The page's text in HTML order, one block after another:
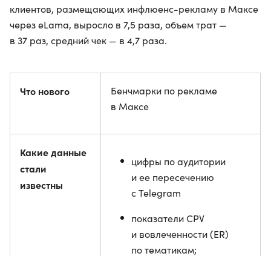
клиентов, размещающих инфлюенс-рекламу в Максе
через eLama, выросло в 7,5 раза, объем трат —
в 37 раз, средний чек — в 4,7 раза.
Что нового
Бенчмарки по рекламе
в Максе
Какие данные
стали
известны
цифры по аудитории
и ее пересечению
с Telegram
показатели CPV
и вовлеченности (ER)
по тематикам;